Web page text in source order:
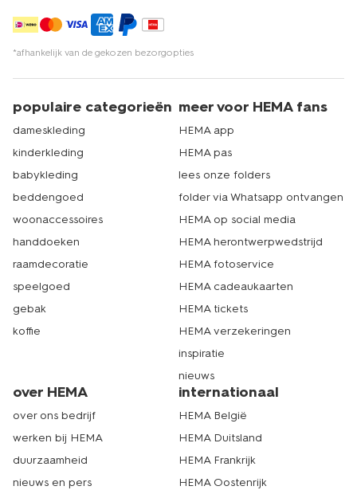
*afhankelijk van de gekozen bezorgopties
populaire categorieën
dameskleding
kinderkleding
babykleding
beddengoed
woonaccessoires
handdoeken
raamdecoratie
speelgoed
gebak
koffie
meer voor HEMA fans
HEMA app
HEMA pas
lees onze folders
folder via Whatsapp ontvangen
HEMA op social media
HEMA herontwerpwedstrijd
HEMA fotoservice
HEMA cadeaukaarten
HEMA tickets
HEMA verzekeringen
inspiratie
nieuws
over HEMA
over ons bedrijf
werken bij HEMA
duurzaamheid
nieuws en pers
internationaal
HEMA België
HEMA Duitsland
HEMA Frankrijk
HEMA Oostenrijk